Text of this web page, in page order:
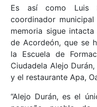
Es así como Luis
coordinador
memoria sigue
de Acordeón, que se
la Escuela de
Ciudadela Alejo
y el restaurante Apa,
“Alejo Durán, es el